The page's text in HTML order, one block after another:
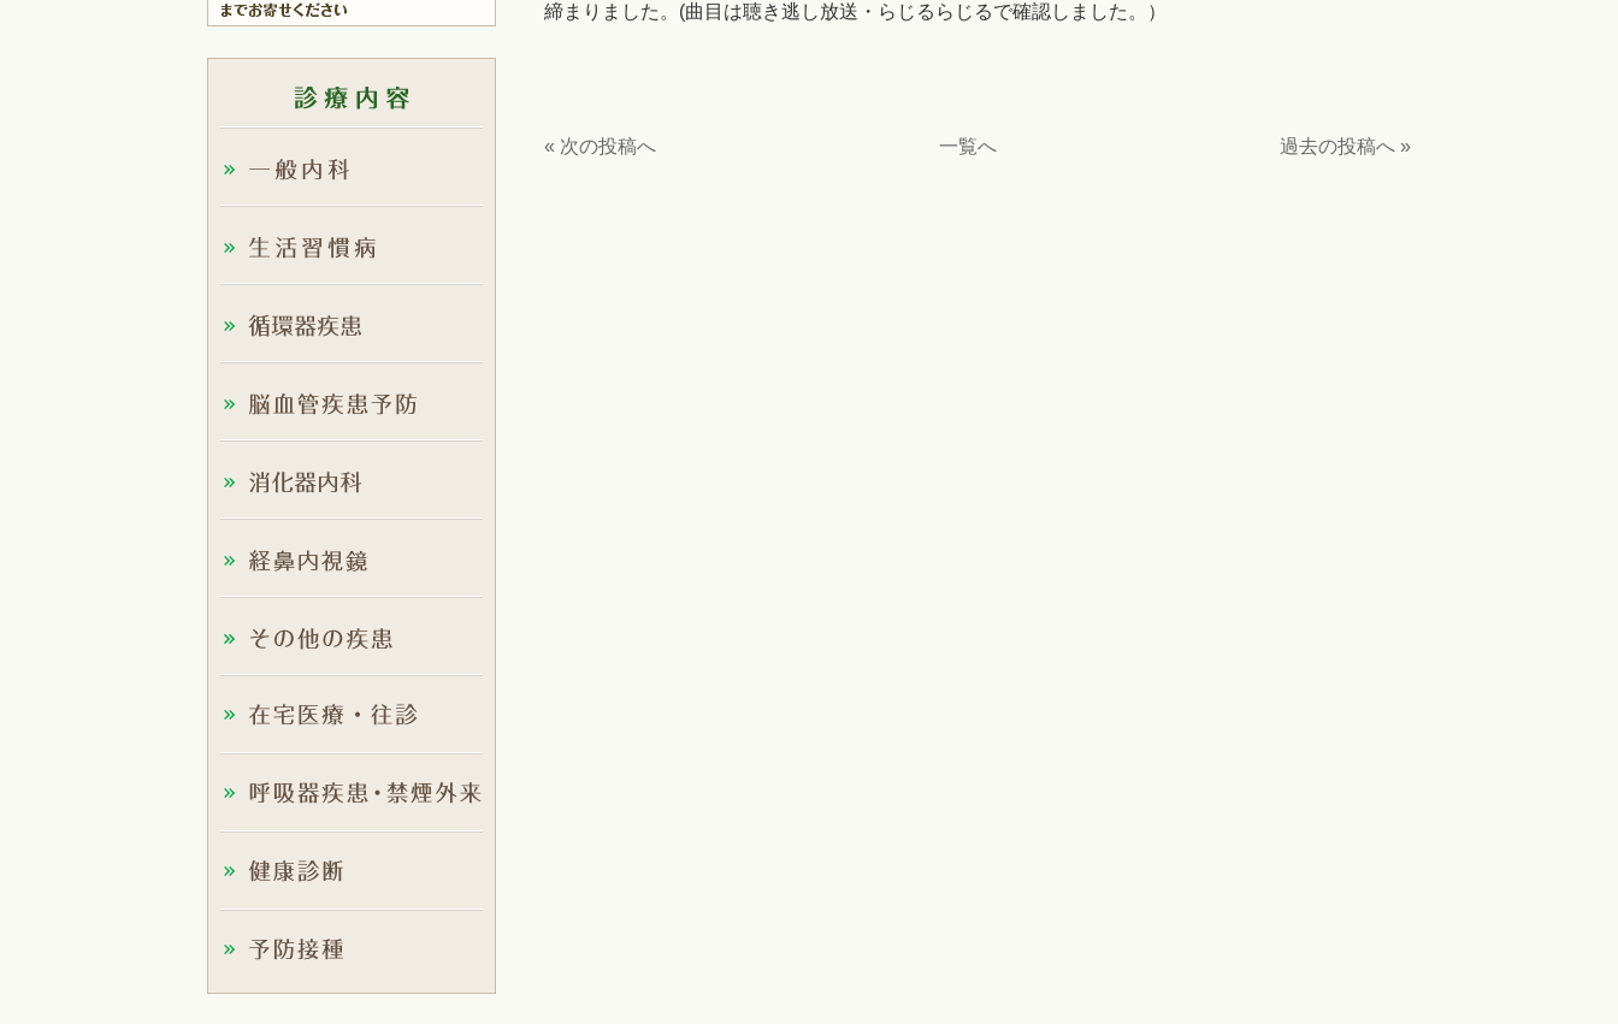
締まりました。(曲目は聴き逃し放送・らじるらじるで確認しました。）
過去の投稿へ »
一覧へ
« 次の投稿へ